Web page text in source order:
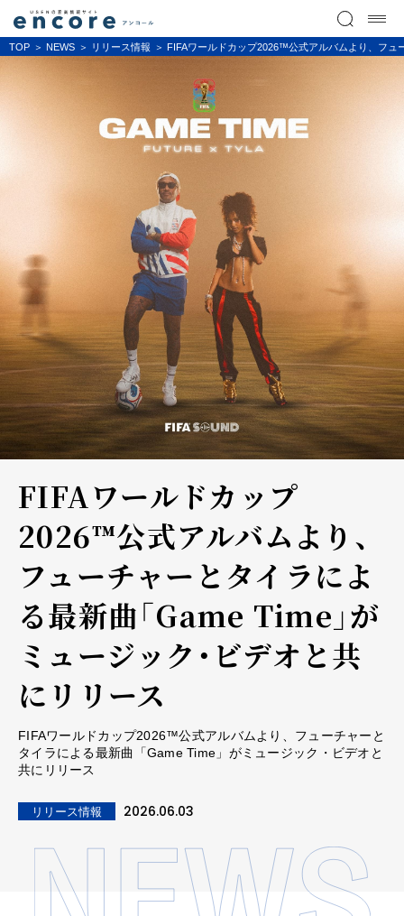
TOP NEWS リリース情報 FIFAワールドカップ2026™公式アルバムより、フュ
FIFAワールドカップ
2026™公式アルバムより、
フューチャーとタイラによ
る最新曲「Game Time」が
ミュージック・ビデオと共
にリリース
FIFAワールドカップ2026™公式アルバムより、フューチャーと
タイラによる最新曲「Game Time」がミュージック・ビデオと
共にリリース
リリース情報 2026.06.03